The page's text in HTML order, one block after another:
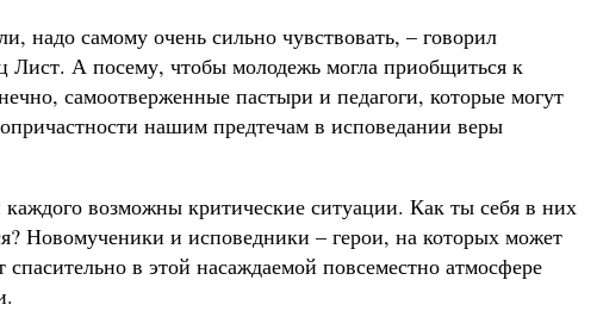
надо самому очень сильно чувствовать, – говорил
Лист. А посему, чтобы молодежь могла приобщиться к
самоотверженные пастыри и педагоги, которые могут
нашим предтечам в исповедании веры
возможны критические ситуации. Как ты себя в них
Новомученики и исповедники – герои, на которых может
в этой насаждаемой повсеместно атмосфере